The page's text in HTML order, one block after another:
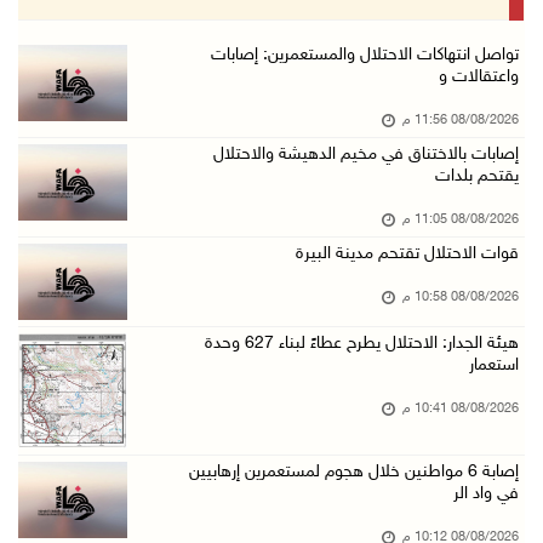
مستعمرون يهاجمون قرية أبو فلاح
مستعمرون يقتحمون بلدة بيت عور التحتا وقرية جل ...
08/آب/2026 06:39 م
الجامعة العربية الأمريكية تختتم فعاليات تخريج ...
08/آب/2026 05:52 م
تواصل انتهاكات الاحتلال والمستعمرين: إصابات
واعتقالات و
08/08/2026 11:56 م
إصابات بالاختناق في مخيم الدهيشة والاحتلال
يقتحم بلدات
08/08/2026 11:05 م
قوات الاحتلال تقتحم مدينة البيرة
08/08/2026 10:58 م
هيئة الجدار: الاحتلال يطرح عطاءً لبناء 627 وحدة
استعمار
08/08/2026 10:41 م
إصابة 6 مواطنين خلال هجوم لمستعمرين إرهابيين
في واد الر
08/08/2026 10:12 م